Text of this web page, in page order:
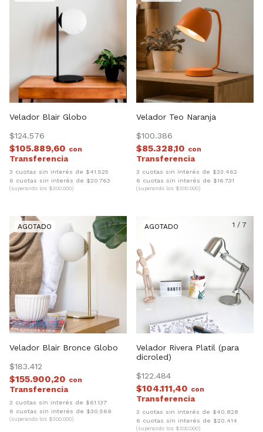
Velador Blair Globo
$124.576
$105.889,60 con
3 cuotas sin interés de $41.525
6 cuotas sin interés de $20.763
(superando los $300.000)
Velador Teo Naranja
$100.386
$85.328,10 con
3 cuotas sin interés de $33.462
6 cuotas sin interés de $16.731
(superando los $300.000)
1/3
Velador Blair Bronce Globo
$183.412
$155.900,20 con
3 cuotas sin interés de $61.137
6 cuotas sin interés de $30.569
(superando los $300.000)
1 / 7
Velador Rivera Platil (para
dicroled)
$122.484
$104.111,40 con
3 cuotas sin interés de $40.828
6 cuotas sin interés de $20.414
(superando los $300.000)